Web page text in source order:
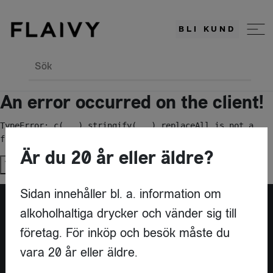
BLI KUND
Sök
An error occurred on the client!
TypeError: c(...).stringify(...).replaceAll is not a
function
Try again
Är du leverantör?
Är du 20 år eller äldre?
Sidan innehåller bl. a. information om
alkoholhaltiga drycker och vänder sig till
företag. För inköp och besök måste du
vara 20 år eller äldre.